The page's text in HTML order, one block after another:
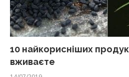
10 найкорисніших
вживаєте